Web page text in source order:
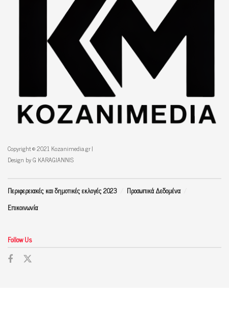
Copyright © 2021 Kozanimedia.gr |
Design by G KARAGIANNIS
Περιφερειακές και δημοτικές εκλογές 2023
Προσωπικά Δεδομένα
Επικοινωνία
Follow Us